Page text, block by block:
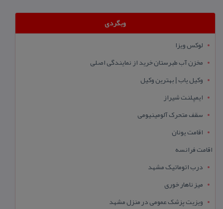
وبگردی
لوکس ویزا
مخزن آب طبرستان خرید از نمایندگی اصلی
وکیل یاب | بهترین وکیل
ایمپلنت شیراز
سقف متحرک آلومینیومی
اقامت یونان
اقامت فرانسه
درب اتوماتیک مشهد
میز ناهار خوری
ویزیت پزشک عمومی در منزل مشهد